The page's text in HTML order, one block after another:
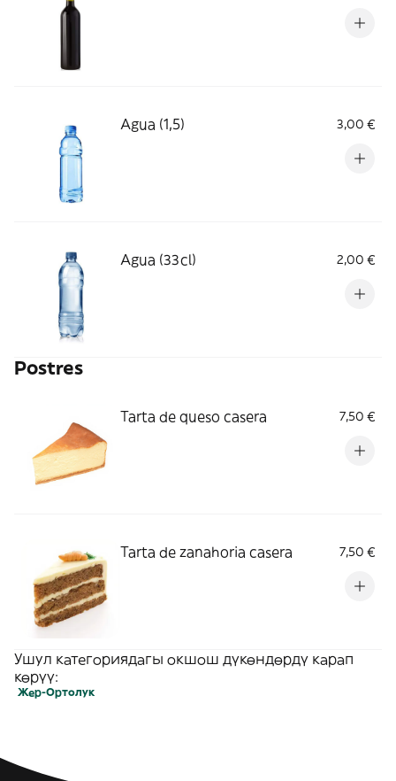
Agua (1,5) 3,00 €
Agua (33cl) 2,00 €
Postres
Tarta de queso casera 7,50 €
Tarta de zanahoria casera 7,50 €
Ушул категориядагы окшош дүкөндөрдү карап
көрүү:
Жер-Ортолук